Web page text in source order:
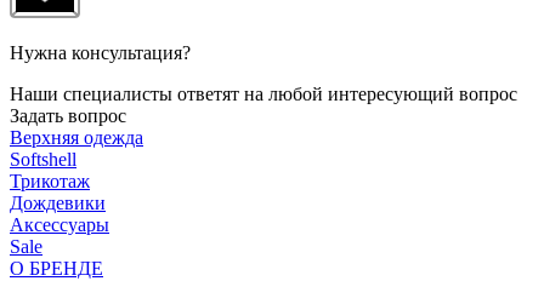
Нужна консультация?
Наши специалисты ответят на любой интересующий вопрос
Задать вопрос
Верхняя одежда
Softshell
Трикотаж
Дождевики
Аксессуары
Sale
О БРЕНДЕ